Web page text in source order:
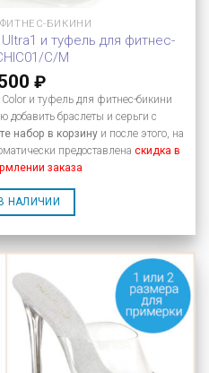
БИКИНИ
и туфель для фитнес-
C/M
₽
и туфель для фитнес-бикини
браслеты и серьги с
набор в корзинуи после этого, на
предоставлена скидка в
заказа
НАЛИЧИИ